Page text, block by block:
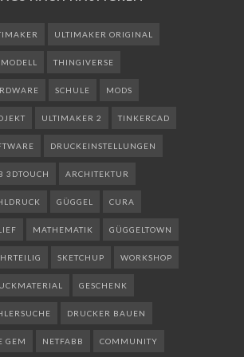
ULTIMAKER ORIGINAL
THINGIVERSE
SCHULE MODS
ULTIMAKER 2 TINKERCAD
DRUCKEINSTELLUNGEN
3DTOUCH ARCHITEKTUR
GÜGGEL CURA
MATHEMATIK GÜGGELTOWN
SKETCHUP WORKSHOP
GESCHENK
DRUCKER BAUEN
GEM NETFABB COMMUNITY